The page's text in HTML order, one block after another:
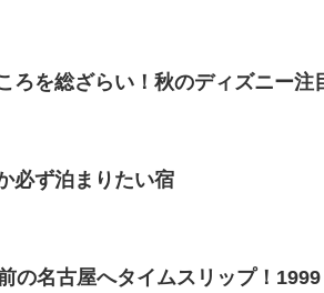
ろを総ざらい！ 秋のディズニー注
必ず泊まりたい宿
の名古屋へタイムスリップ！